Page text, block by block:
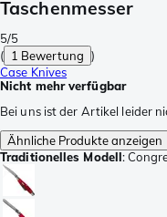
Taschenmesser
5/5
( 1 Bewertung )
Case Knives
Nicht mehr verfügbar
Bei uns ist der Artikel leider
Ähnliche Produkte anzeigen
Traditionelles Modell: